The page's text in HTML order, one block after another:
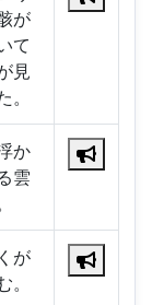
が
て
見
。
か
雲
が
。